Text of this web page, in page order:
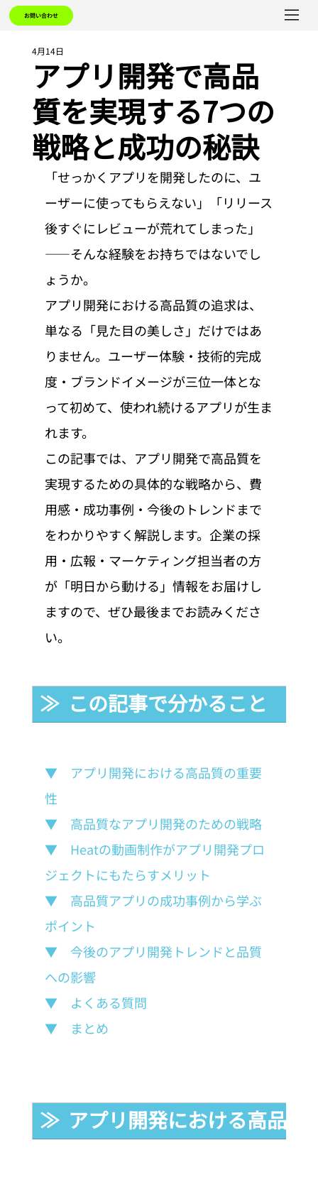
お問い合わせ
アプリ開発で高品
質を実現する7つの
戦略と成功の秘訣
4月14日
「せっかくアプリを開発したのに、ユ
ーザーに使ってもらえない」「リリース
後すぐにレビューが荒れてしまった」
——そんな経験をお持ちではないでし
ょうか。
アプリ開発における高品質の追求は、
単なる「見た目の美しさ」だけではあ
りません。ユーザー体験・技術的完成
度・ブランドイメージが三位一体とな
って初めて、使われ続けるアプリが生ま
れます。
この記事では、アプリ開発で高品質を
実現するための具体的な戦略から、費
用感・成功事例・今後のトレンドまで
をわかりやすく解説します。企業の採
用・広報・マーケティング担当者の方
が「明日から動ける」情報をお届けし
ますので、ぜひ最後までお読みくださ
い。
≫  この記事で分かること
▼　アプリ開発における高品質の重要
性
▼　高品質なアプリ開発のための戦略
▼　Heatの動画制作がアプリ開発プロ
ジェクトにもたらすメリット
▼　高品質アプリの成功事例から学ぶ
ポイント
▼　今後のアプリ開発トレンドと品質
への影響
▼　よくある質問
▼　まとめ
≫  アプリ開発における高品質